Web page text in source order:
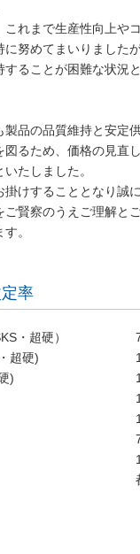
これまで生産性向上や
に努めてまいりました
ることが困難な状況
製品の品質維持と安定
図るため、価格の見直
たしました。
掛けすることとなり誠
ご賢察のうえご理解と
。
率
・超硬）
超硬)
)